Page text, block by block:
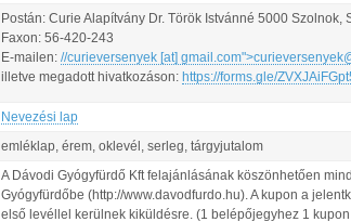
Postán: Curie Alapítvány Dr. Török Istvánné 5000 Szolnok,
Faxon: 56-420-243
E-mailen: //curieversenyek [at] gmail.com">
illetve megadott hivatkozáson: https://forms.gle/
Nevezési lap
emléklap, érem, oklevél, serleg, tárgyjutalom
A Dávodi Gyógyfürdő Kft felajánlásának köszönhetően
Gyógyfürdőbe (http://www.davodfurdo.hu). A kupon a
első levéllel kerülnek kiküldésre. (1 belépőjegyhez 1